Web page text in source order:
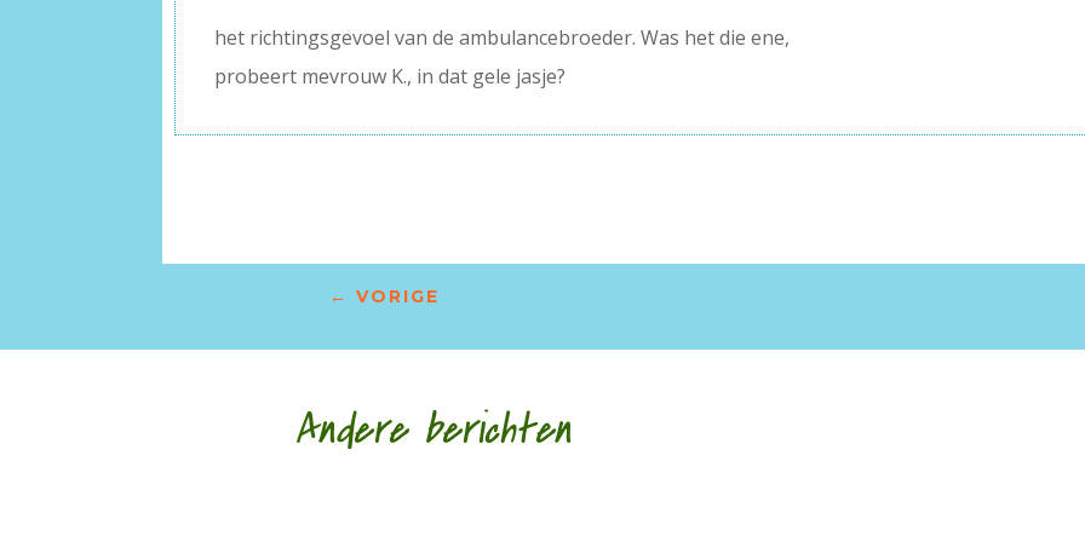
het richtingsgevoel van de ambulancebroeder. Was het die ene,
probeert mevrouw K., in dat gele jasje?
← VORIGE
Andere berichten